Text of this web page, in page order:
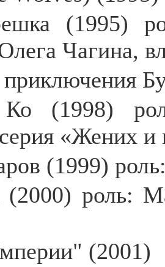
(1995)
Чагина,
(1998)
«Жених и
(1999)
роль:
(2001)